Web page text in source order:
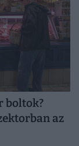
boltok?
az